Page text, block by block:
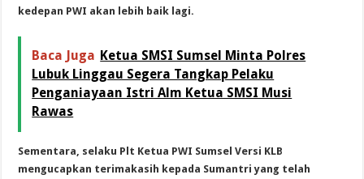
kedepan PWI akan lebih baik lagi.
Baca Juga Ketua SMSI Sumsel Minta Polres
Lubuk Linggau Segera Tangkap Pelaku
Penganiayaan Istri Alm Ketua SMSI Musi
Rawas
Sementara, selaku Plt Ketua PWI Sumsel Versi KLB
mengucapkan terimakasih kepada Sumantri yang telah